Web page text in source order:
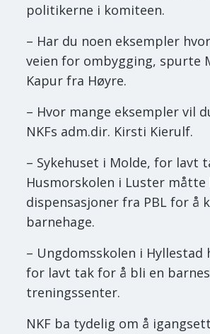
politikerne i komiteen.
– Har du noen eksempler
veien for ombygging, spurte
Kapur fra Høyre.
– Hvor mange eksempler vil
NKFs adm.dir. Kirsti Kierulf.
– Sykehuset i Molde, for lavt
Husmorskolen i Luster måtte
dispensasjoner fra PBL for å
barnehage.
– Ungdomsskolen i Hyllestad
for lavt tak for å bli en
treningssenter.
NKF ba tydelig om å